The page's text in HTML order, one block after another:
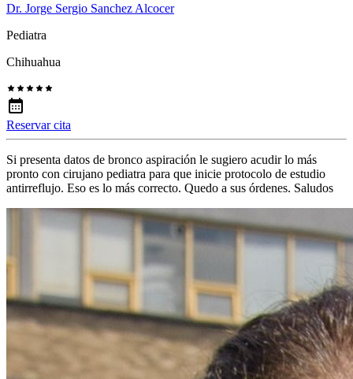
Dr. Jorge Sergio Sanchez Alcocer
Pediatra
Chihuahua
Reservar cita
Si presenta datos de bronco aspiración le sugiero acudir lo más
pronto con cirujano pediatra para que inicie protocolo de estudio
antirreflujo. Eso es lo más correcto. Quedo a sus órdenes. Saludos